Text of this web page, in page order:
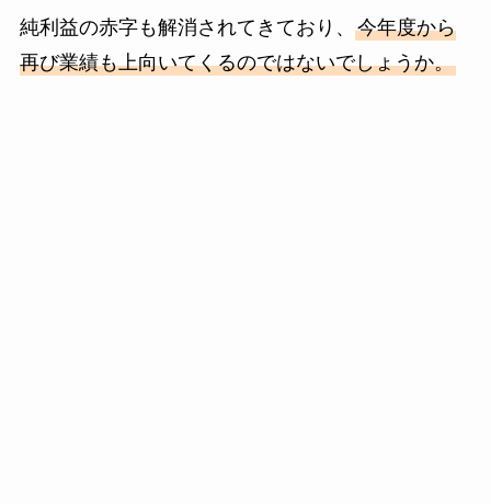
純利益の赤字も解消されてきており、 今年度から
再び業績も上向いてくるのではないでしょうか。